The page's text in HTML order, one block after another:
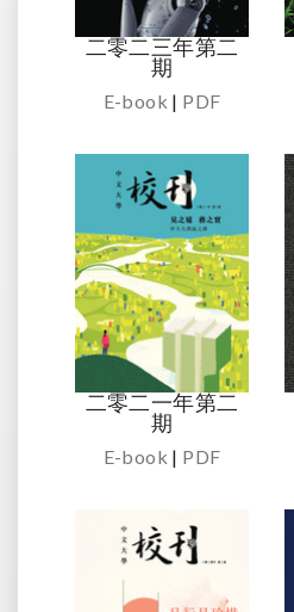
二零二三年第二
期
E-book | PDF
二零二一年第二
期
E-book | PDF